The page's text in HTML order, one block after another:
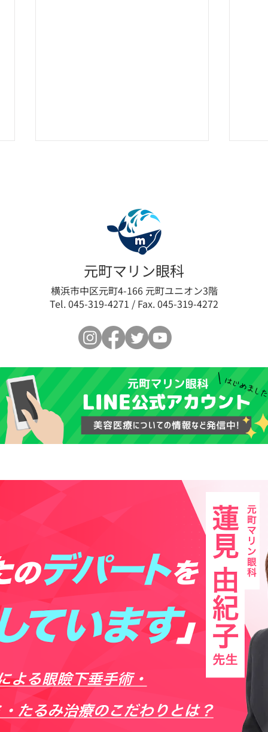
眼瞼下垂の新たな選択肢「ア
ップニーク®ミニ点眼液
0.1%」取扱い開始のお知らせ
元町マリン眼科
横浜市中区元町4-166 元町ユニオン3階
Tel. 045-319-4271 / Fax. 045-319-4272